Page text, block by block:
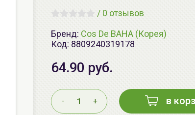
/ 0 отзывов
Бренд: Cos De BAHA (Корея)
Код: 8809240319178
64.90 руб.
- + в